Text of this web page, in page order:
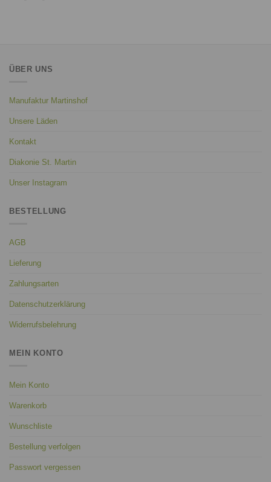
ÜBER UNS
Manufaktur Martinshof
Unsere Läden
Kontakt
Diakonie St. Martin
Unser Instagram
BESTELLUNG
AGB
Lieferung
Zahlungsarten
Datenschutzerklärung
Widerrufsbelehrung
MEIN KONTO
Mein Konto
Warenkorb
Wunschliste
Bestellung verfolgen
Passwort vergessen